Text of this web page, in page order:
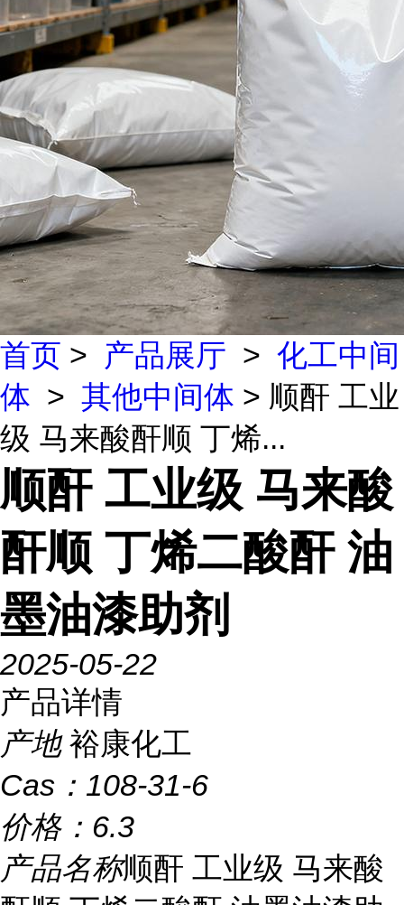
首页 > 产品展厅 > 化工中间
体 > 其他中间体 > 顺酐 工业
级 马来酸酐顺 丁烯...
顺酐 工业级 马来酸
酐顺 丁烯二酸酐 油
墨油漆助剂
2025-05-22
产品详情
产地 裕康化工
Cas： 108-31-6
价格： 6.3
产品名称顺酐 工业级 马来酸